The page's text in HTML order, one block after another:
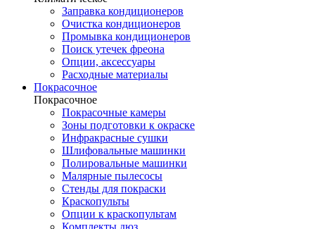
Заправка кондиционеров
Очистка кондиционеров
Промывка кондиционеров
Поиск утечек фреона
Опции, аксессуары
Расходные материалы
Покрасочное
Покрасочное
Покрасочные камеры
Зоны подготовки к окраске
Инфракрасные сушки
Шлифовальные машинки
Полировальные машинки
Малярные пылесосы
Стенды для покраски
Краскопульты
Опции к краскопультам
Комплекты дюз